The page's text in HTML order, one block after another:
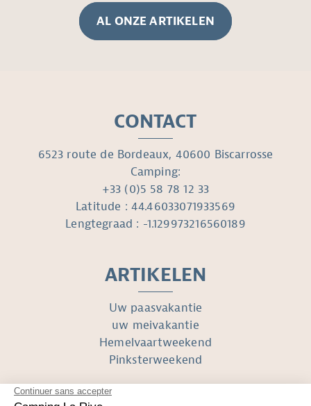
AL ONZE ARTIKELEN
CONTACT
6523 route de Bordeaux, 40600 Biscarrosse
Camping:
+33 (0)5 58 78 12 33
Latitude : 44.46033071933569
Lengtegraad : -1.129973216560189
ARTIKELEN
Uw paasvakantie
uw meivakantie
Hemelvaartweekend
Pinksterweekend
VOLG ONS